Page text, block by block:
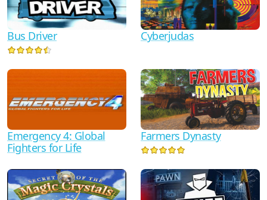
Bus Driver Cyberjudas
Emergency 4: Global
Fighters for Life
Farmers Dynasty